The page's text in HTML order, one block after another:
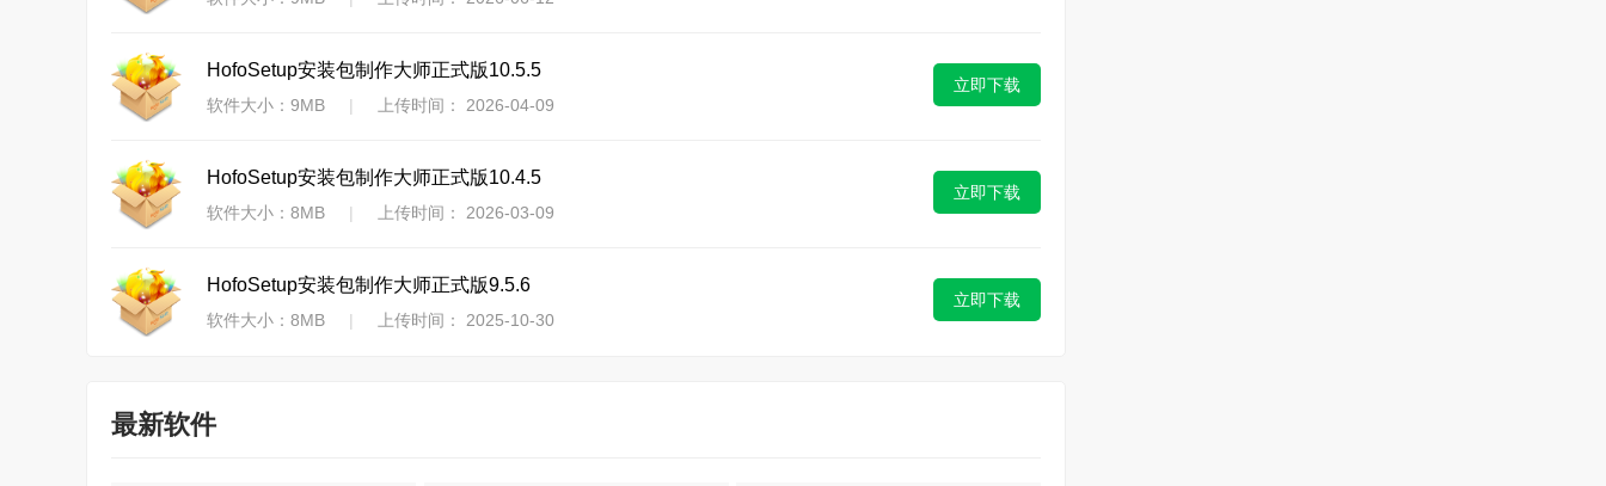
HofoSetup安装包制作大师正式版10.5.5
软件大小：9MB | 上传时间： 2026-04-09
立即下载
HofoSetup安装包制作大师正式版10.4.5
软件大小：8MB | 上传时间： 2026-03-09
立即下载
HofoSetup安装包制作大师正式版9.5.6
软件大小：8MB | 上传时间： 2025-10-30
立即下载
最新软件